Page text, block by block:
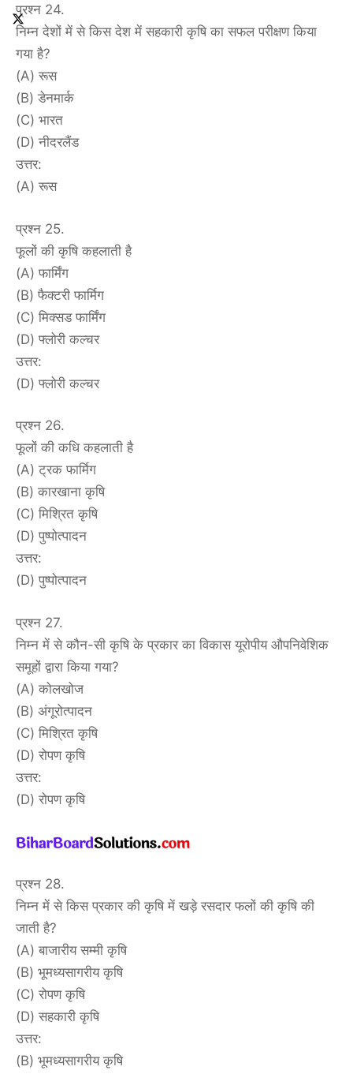
प्रश्न 24.
निम्न देशों में से किस देश में सहकारी कृषि का सफल परीक्षण किया
गया है?
(A) रूस
(B) डेनमार्क
(C) भारत
(D) नीदरलैंड
उत्तर:
(A) रूस
प्रश्न 25.
फूलों की कृषि कहलाती है
(A) फार्मिंग
(B) फैक्टरी फार्मिग
(C) मिक्सड फार्मिंग
(D) फ्लोरी कल्चर
उत्तर:
(D) फ्लोरी कल्चर
प्रश्न 26.
फूलों की कधि कहलाती है
(A) ट्रक फार्मिग
(B) कारखाना कृषि
(C) मिश्रित कृषि
(D) पुष्पोत्पादन
उत्तर:
(D) पुष्पोत्पादन
प्रश्न 27.
निम्न में से कौन-सी कृषि के प्रकार का विकास यूरोपीय औपनिवेशिक
समूहों द्वारा किया गया?
(A) कोलखोज
(B) अंगूरोत्पादन
(C) मिश्रित कृषि
(D) रोपण कृषि
उत्तर:
(D) रोपण कृषि
प्रश्न 28.
निम्न में से किस प्रकार की कृषि में खड़े रसदार फलों की कृषि की
जाती है?
(A) बाजारीय सम्मी कृषि
(B) भूमध्यसागरीय कृषि
(C) रोपण कृषि
(D) सहकारी कृषि
उत्तर:
(B) भूमध्यसागरीय कृषि